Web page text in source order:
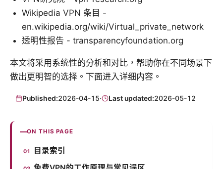
Wikipedia VPN 条目 -
en.wikipedia.org/wiki/Virtual_private_network
透明性报告 - transparencyfoundation.org
本文将采用系统性的分析和对比，帮助你在不同场景下
做出更明智的选择。下面进入详细内容。
Published:2026-04-15· Last updated:2026-05-12
ON THIS PAGE
目录索引